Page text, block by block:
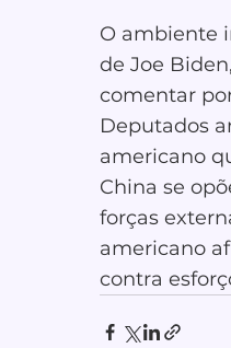
O ambiente
de Joe
comentar
Deputados
americano
China se
forças
americano
contra